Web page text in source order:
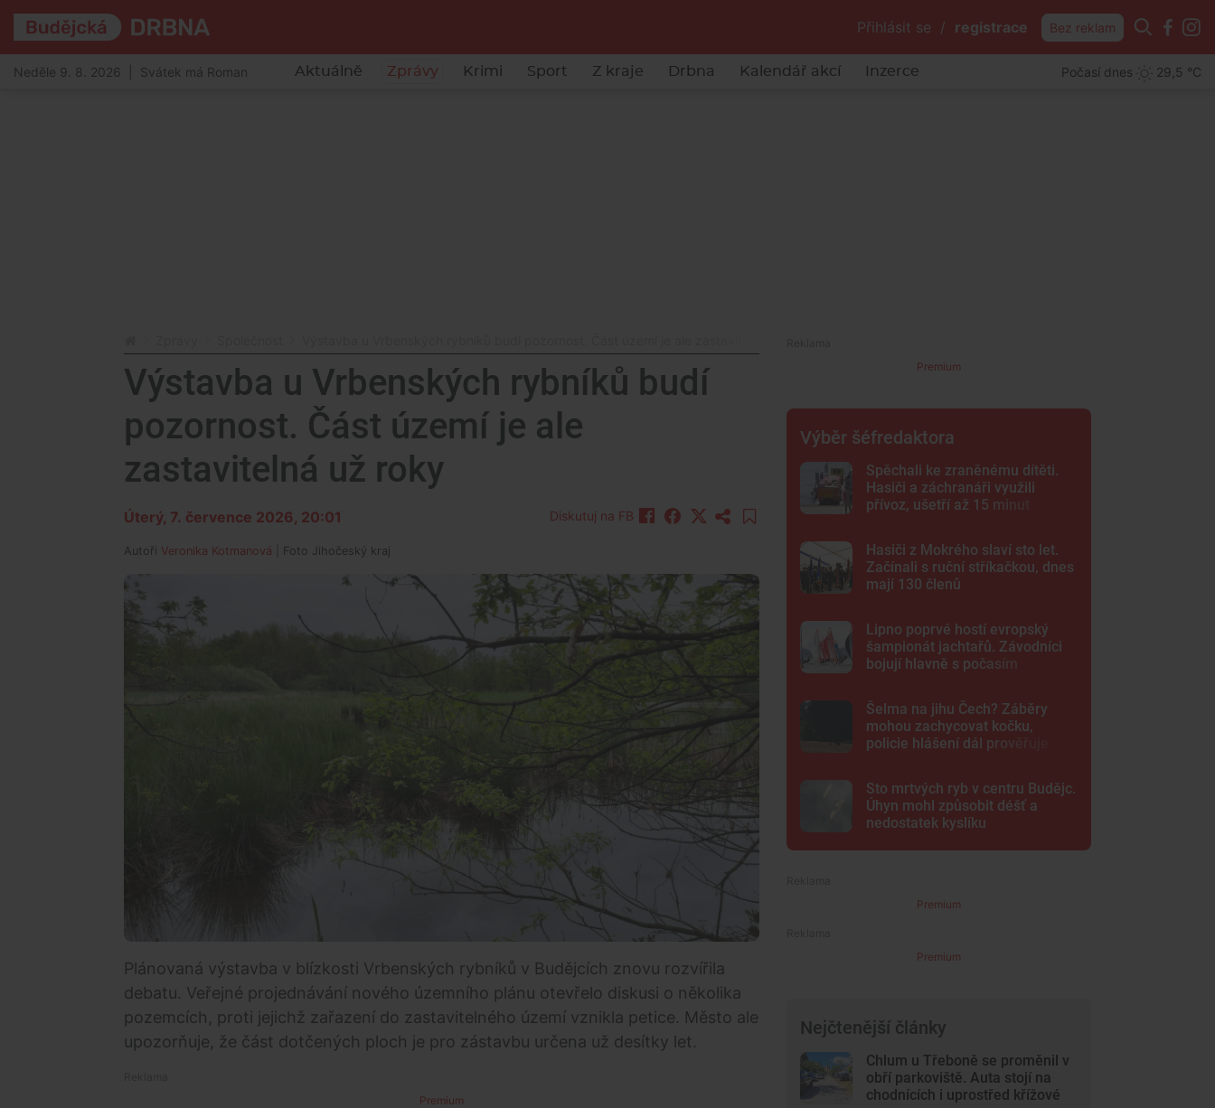
Přihlásit se / registrace Bez reklam
Neděle 9. 8. 2026 | Svátek má Roman Aktuálně Zprávy Krimi Sport Z kraje Drbna Kalendář akcí Inzerce Počasí dnes 29,5 °C
Výstavba u Vrbenských rybníků budí
pozornost. Část území je ale
zastavitelná už roky
Úterý, 7. července 2026, 20:01 Diskutuj na FB
Autoři Veronika Kotmanová | Foto Jihočeský kraj
Plánovaná výstavba v blízkosti Vrbenských rybníků v Budějcích znovu rozvířila
debatu. Veřejné projednávání nového územního plánu otevřelo diskusi o několika
pozemcích, proti jejichž zařazení do zastavitelného území vznikla petice. Město ale
upozorňuje, že část dotčených ploch je pro zástavbu určena už desítky let.
Premium
Premium
Výběr šéfredaktora
Spěchali ke zraněnému dítěti.
Hasiči a záchranáři využili
přívoz, ušetří až 15 minut
Hasiči z Mokrého slaví sto let.
Začínali s ruční stříkačkou, dnes
mají 130 členů
Lipno poprvé hostí evropský
šampionát jachtařů. Závodníci
bojují hlavně s počasím
Šelma na jihu Čech? Záběry
mohou zachycovat kočku,
policie hlášení dál prověřuje
Sto mrtvých ryb v centru Budějc.
Úhyn mohl způsobit déšť a
nedostatek kyslíku
Premium
Premium
Nejčtenější články
Chlum u Třeboně se proměnil v
obří parkoviště. Auta stojí na
chodnících i uprostřed křížové